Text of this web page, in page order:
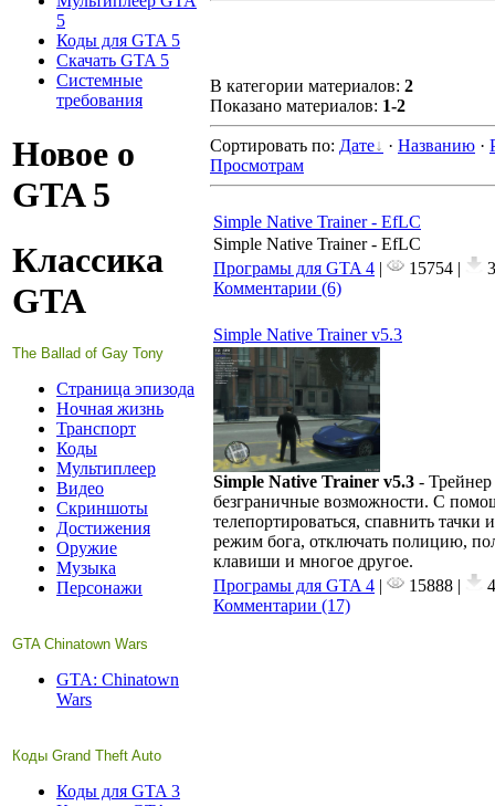
5
Коды для GTA 5
Скачать GTA 5
Системные
требования
Новое о
GTA 5
Классика
GTA
The Ballad of Gay Tony
Страница эпизода
Ночная жизнь
Транспорт
Коды
Мультиплеер
Видео
Скриншоты
Достижения
Оружие
Музыка
Персонажи
GTA Chinatown Wars
GTA: Chinatown
Wars
Коды Grand Theft Auto
Коды для GTA 3
В категории материалов: 2
Показано материалов: 1-2
Сортировать по: Дате · Названию ·
Просмотрам
Simple Native Trainer - EfLC
Simple Native Trainer - EfLC
Програмы для GTA 4 | 15754 |
Комментарии (6)
Simple Native Trainer v5.3
Simple Native Trainer v5.3 - Трейнер
безграничные возможности. С
телепортироваться, спавнить
режим бога, отключать полицию,
клавиши и многое другое.
Програмы для GTA 4 | 15888 |
Комментарии (17)